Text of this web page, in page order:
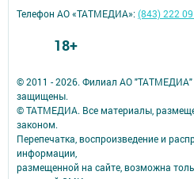
© 2011 - 2026. Филиал АО "ТАТМЕДИА"
защищены.
© ТАТМЕДИА. Все материалы,
законом.
Перепечатка, воспроизведение и
информации,
размещенной на сайте, возможна
Телефон АО «ТАТМЕДИА»:(843) 222
18+